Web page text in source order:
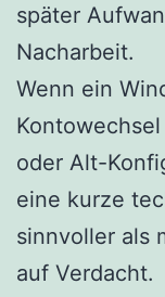
später
Nacharbeit.
Wenn ein
oder Alt-
eine kurze
sinnvoller als
auf Verdacht.